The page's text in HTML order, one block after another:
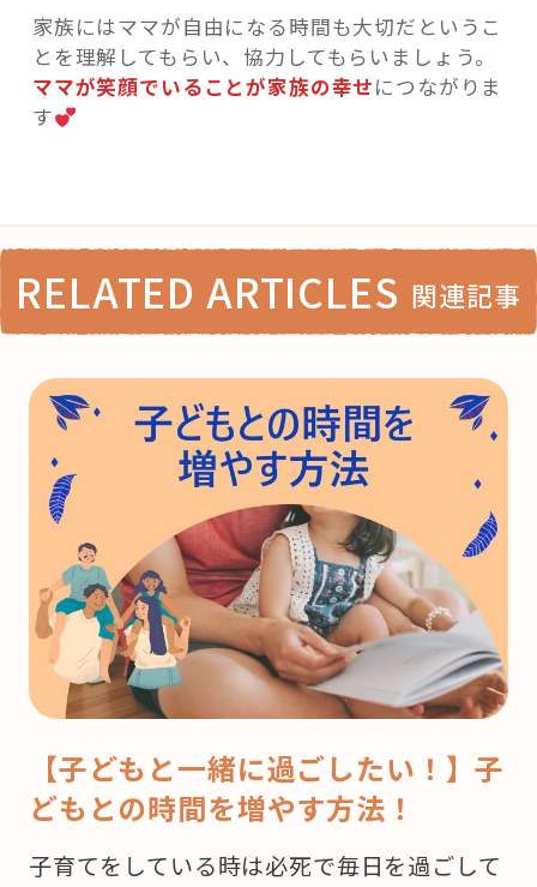
家族にはママが自由になる時間も大切だというこ
とを理解してもらい、協力してもらいましょう。
ママが笑顔でいることが家族の幸せにつながりま
す
RELATED ARTICLES 関連記事
【子どもと一緒に過ごしたい！】子
どもとの時間を増やす方法！
子育てをしている時は必死で毎日を過ごして